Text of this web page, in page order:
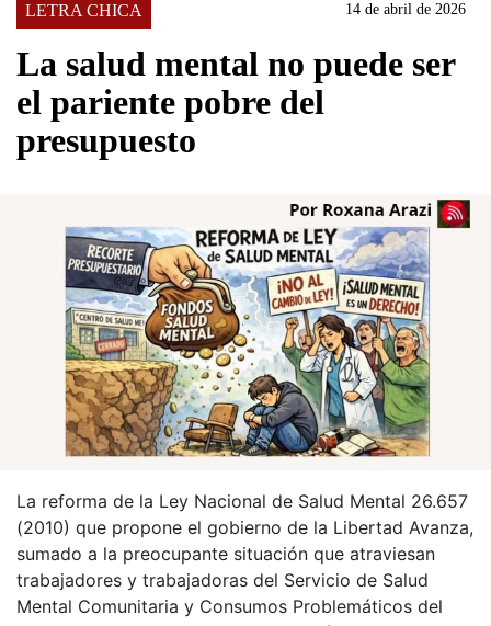
LETRA CHICA 14 de abril de 2026
La salud mental no puede ser
el pariente pobre del
presupuesto
La reforma de la Ley Nacional de Salud Mental 26.657
(2010) que propone el gobierno de la Libertad Avanza,
sumado a la preocupante situación que atraviesan
trabajadores y trabajadoras del Servicio de Salud
Mental Comunitaria y Consumos Problemáticos del